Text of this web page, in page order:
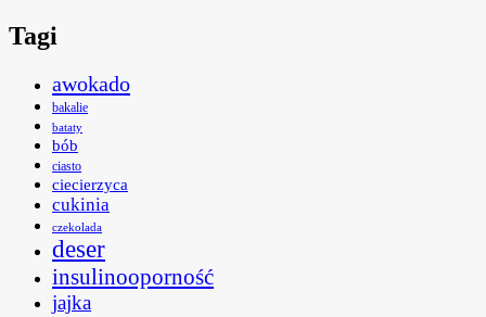
Tagi
awokado
bakalie
bataty
bób
ciasto
ciecierzyca
cukinia
czekolada
deser
insulinooporność
jajka